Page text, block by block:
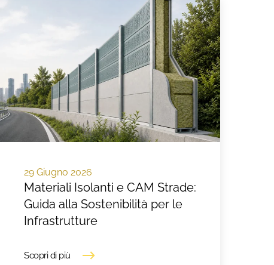
29 Giugno 2026
Materiali Isolanti e CAM Strade:
Guida alla Sostenibilità per le
Infrastrutture
Scopri di più